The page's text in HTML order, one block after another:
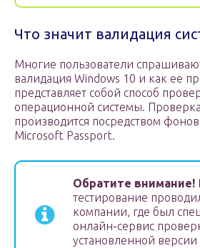
Что значит валидация
Многие пользователи
валидация Windows 10 и как ее
представляет собой способ
операционной системы. Проверка
производится посредством
Microsoft Passport.
Обратите внимание!
тестирование
компании, где был
онлайн-сервис
установленной